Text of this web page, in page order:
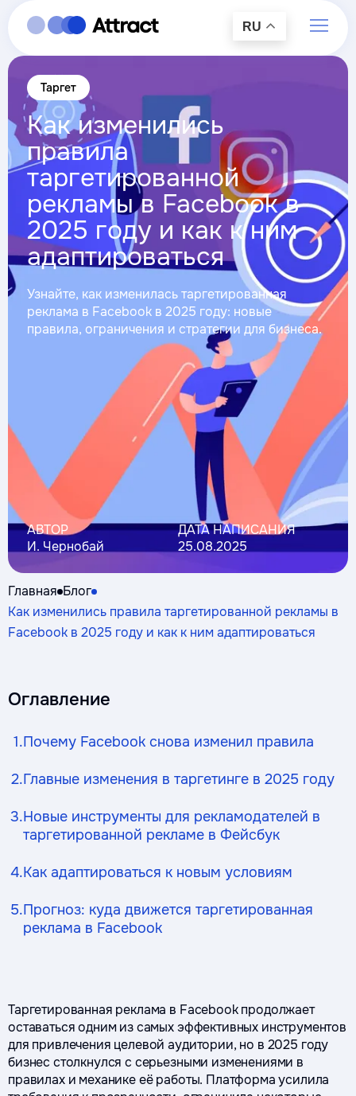
RU
Таргет
Как изменились
правила
таргетированной
рекламы в Facebook в
2025 году и как к ним
адаптироваться
Узнайте, как изменилась таргетированная
реклама в Facebook в 2025 году: новые
правила, ограничения и стратегии для бизнеса.
АВТОР
И. Чернобай
ДАТА НАПИСАНИЯ
25.08.2025
Главная Блог
Как изменились правила таргетированной рекламы в
Facebook в 2025 году и как к ним адаптироваться
Оглавление
1.Почему Facebook снова изменил правила
2.Главные изменения в таргетинге в 2025 году
3.Новые инструменты для рекламодателей в
таргетированной рекламе в Фейсбук
4.Как адаптироваться к новым условиям
5.Прогноз: куда движется таргетированная
реклама в Facebook
Таргетированная реклама в Facebook продолжает
оставаться одним из самых эффективных инструментов
для привлечения целевой аудитории, но в 2025 году
бизнес столкнулся с серьезными изменениями в
правилах и механике её работы. Платформа усилила